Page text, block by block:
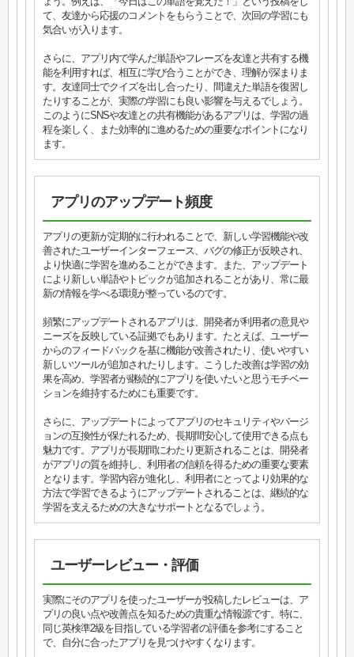
て、友達から応援のコメントをもらうことで、次回の学習にも
気合いが入ります。
さらに、アプリ内で学んだ単語やフレーズを友達と共有する機
能を利用すれば、相互に学び合うことができ、理解が深まりま
す。友達同士でクイズを出し合ったり、間違えた単語を復習し
たりすることが、実際の学習にも良い影響を与えるでしょう。
このようにSNSや友達との共有機能があるアプリは、学習の過
程を楽しく、また効率的に進めるための重要なポイントになり
ます。
アプリのアップデート頻度
アプリの更新が定期的に行われることで、新しい学習機能や改
善されたユーザーインターフェース、バグの修正が反映され、
より快適に学習を進めることができます。また、アップデート
により新しい単語やトピックが追加されることがあり、常に最
新の情報を学べる環境が整っているのです。
頻繁にアップデートされるアプリは、開発者が利用者の意見や
ニーズを反映している証拠でもあります。たとえば、ユーザー
からのフィードバックを基に機能が改善されたり、使いやすい
新しいツールが追加されたりします。こうした改善は学習の効
果を高め、学習者が継続的にアプリを使いたいと思うモチベー
ションを維持するためにも重要です。
さらに、アップデートによってアプリのセキュリティやバージ
ョンの互換性が保たれるため、長期間安心して使用できる点も
魅力です。アプリが長期間にわたり更新されることは、開発者
がアプリの質を維持し、利用者の信頼を得るための重要な要素
となります。学習内容が進化し、利用者にとってより効果的な
方法で学習できるようにアップデートされることは、継続的な
学習を支えるための大きなサポートとなるでしょう。
ユーザーレビュー・評価
実際にそのアプリを使ったユーザーが投稿したレビューは、ア
プリの良い点や改善点を知るための貴重な情報源です。特に、
同じ英検準2級を目指している学習者の評価を参考にすること
で、自分に合ったアプリを見つけやすくなります。